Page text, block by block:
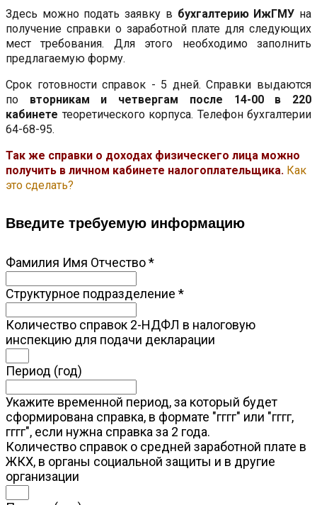
Здесь можно подать заявку в бухгалтерию ИжГМУ на
получение справки о заработной плате для следующих
мест требования. Для этого необходимо заполнить
предлагаемую форму.
Срок готовности справок - 5 дней. Справки выдаются
по вторникам и четвергам после 14-00 в 220
кабинете теоретического корпуса. Телефон бухгалтерии
64-68-95.
Так же справки о доходах физическего лица можно
получить в личном кабинете налогоплательщика. Как
это сделать?
Введите требуемую информацию
Фамилия Имя Отчество*
Структурное подразделение *
Количество справок 2-НДФЛ в налоговую
инспекцию для подачи декларации
Период (год)
Укажите временной период, за который будет
сформирована справка, в формате "гггг" или "гггг,
гггг", если нужна справка за 2 года.
Количество справок о средней заработной плате в
ЖКХ, в органы социальной защиты и в другие
организации